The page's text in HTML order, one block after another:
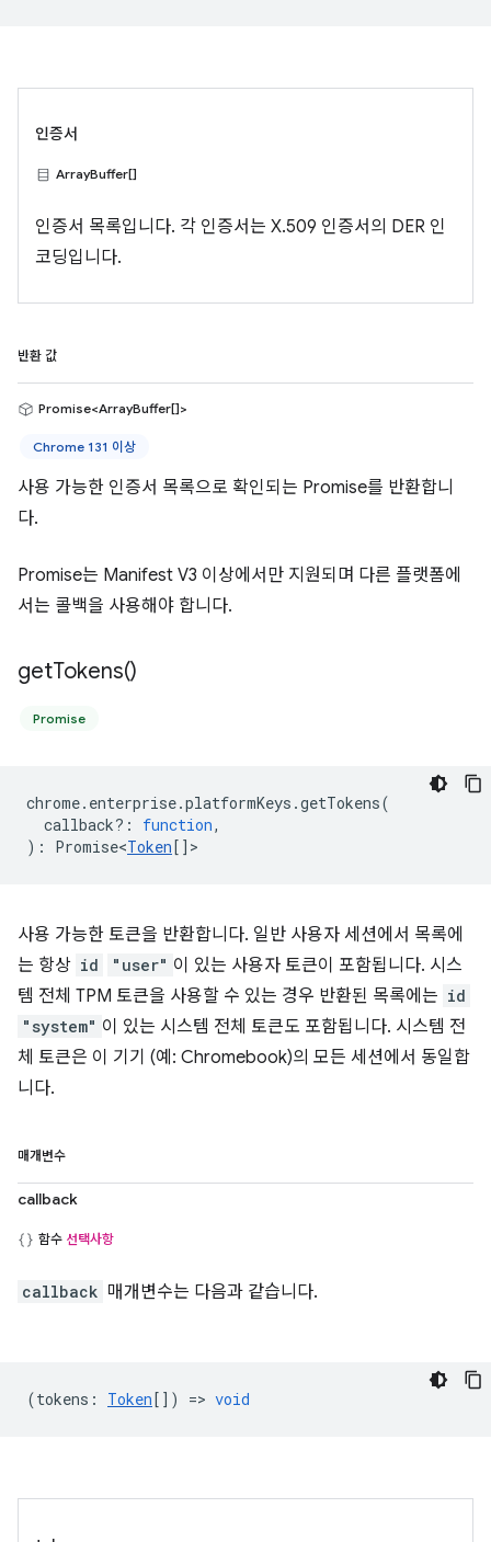
인증서
ArrayBuffer[]
인증서 목록입니다. 각 인증서는 X.509 인증서의 DER 인
코딩입니다.
반환 값
Promise<ArrayBuffer[]>
Chrome 131 이상
사용 가능한 인증서 목록으로 확인되는 Promise를 반환합니
다.
Promise는 Manifest V3 이상에서만 지원되며 다른 플랫폼에
서는 콜백을 사용해야 합니다.
getTokens()
Promise
chrome. enterprise.platformKeys .getTokens(
callback? : function,
) : Promise<Token[] >
사용 가능한 토큰을 반환합니다. 일반 사용자 세션에서 목록에
는 항상 id "user" 이 있는 사용자 토큰이 포함됩니다. 시스
템 전체 TPM 토큰을 사용할 수 있는 경우 반환된 목록에는 id
"system" 이 있는 시스템 전체 토큰도 포함됩니다. 시스템 전
체 토큰은 이 기기 (예: Chromebook)의 모든 세션에서 동일합
니다.
매개변수
callback
함수 선택사항
callback 매개변수는 다음과 같습니다.
(tokens : Token[]) => void